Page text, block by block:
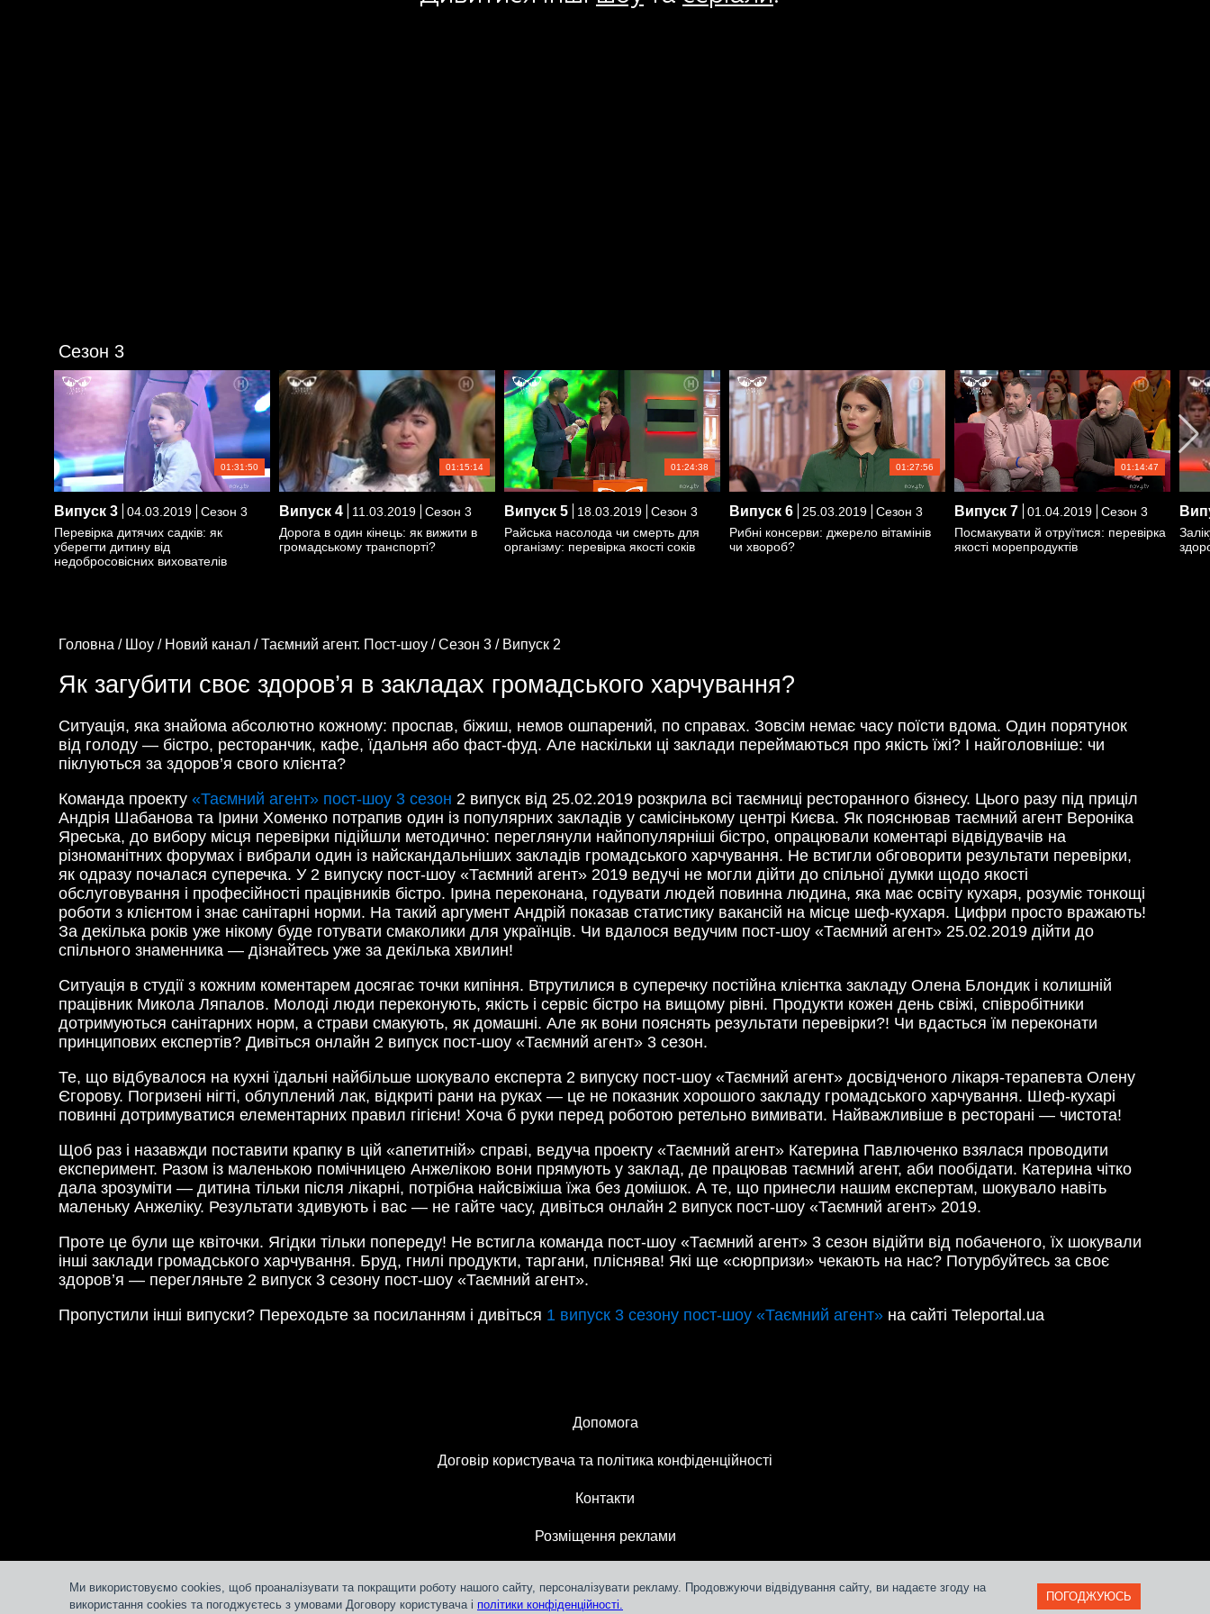
Ми використовуємо cookies, щоб проаналізувати та покращити роботу нашого сайту, персоналізувати рекламу. Продовжуючи відвідування сайту, ви надаєте згоду на
використання cookies та погоджуєтесь з умовами Договору користувача і політики конфіденційності.
ПОГОДЖУЮСЬ
Сезон 3
01:31:50
Випуск 3 04.03.2019
Сезон 3
Перевірка дитячих садків: як
уберегти дитину від
недобросовісних вихователів
01:15:14
Випуск 4 11.03.2019
Сезон 3
Дорога в один кінець: як вижити в
громадському транспорті?
01:24:38
Випуск 5 18.03.2019
Сезон 3
Райська насолода чи смерть для
організму: перевірка якості соків
01:27:56
Випуск 6 25.03.2019
Сезон 3
Рибні консерви: джерело вітамінів
чи хвороб?
01:14:47
Випуск 7 01.04.2019
Сезон 3
Посмакувати й отруїтися: перевірка
якості морепродуктів
Головна / Шоу / Новий канал /Таємний агент. Пост-шоу /Сезон 3 / Випуск 2
Як загубити своє здоров’я в закладах громадського харчування?
Ситуація, яка знайома абсолютно кожному: проспав, біжиш, немов ошпарений, по справах. Зовсім немає часу поїсти вдома. Один порятунок
від голоду — бістро, ресторанчик, кафе, їдальня або фаст-фуд. Але наскільки ці заклади переймаються про якість їжі? І найголовніше: чи
піклуються за здоров’я свого клієнта?
Команда проекту «Таємний агент» пост-шоу 3 сезон 2 випуск від 25.02.2019 розкрила всі таємниці ресторанного бізнесу. Цього разу під приціл
Андрія Шабанова та Ірини Хоменко потрапив один із популярних закладів у самісінькому центрі Києва. Як пояснював таємний агент Вероніка
Яреська, до вибору місця перевірки підійшли методично: переглянули найпопулярніші бістро, опрацювали коментарі відвідувачів на
різноманітних форумах і вибрали один із найскандальніших закладів громадського харчування. Не встигли обговорити результати перевірки,
як одразу почалася суперечка. У 2 випуску пост-шоу «Таємний агент» 2019 ведучі не могли дійти до спільної думки щодо якості
обслуговування і професійності працівників бістро. Ірина переконана, годувати людей повинна людина, яка має освіту кухаря, розуміє тонкощі
роботи з клієнтом і знає санітарні норми. На такий аргумент Андрій показав статистику вакансій на місце шеф-кухаря. Цифри просто вражають!
За декілька років уже нікому буде готувати смаколики для українців. Чи вдалося ведучим пост-шоу «Таємний агент» 25.02.2019 дійти до
спільного знаменника — дізнайтесь уже за декілька хвилин!
Ситуація в студії з кожним коментарем досягає точки кипіння. Втрутилися в суперечку постійна клієнтка закладу Олена Блондик і колишній
працівник Микола Ляпалов. Молоді люди переконують, якість і сервіс бістро на вищому рівні. Продукти кожен день свіжі, співробітники
дотримуються санітарних норм, а страви смакують, як домашні. Але як вони пояснять результати перевірки?! Чи вдасться їм переконати
принципових експертів? Дивіться онлайн 2 випуск пост-шоу «Таємний агент» 3 сезон.
Те, що відбувалося на кухні їдальні найбільше шокувало експерта 2 випуску пост-шоу «Таємний агент» досвідченого лікаря-терапевта Олену
Єгорову. Погризені нігті, облуплений лак, відкриті рани на руках — це не показник хорошого закладу громадського харчування. Шеф-кухарі
повинні дотримуватися елементарних правил гігієни! Хоча б руки перед роботою ретельно вимивати. Найважливіше в ресторані — чистота!
Щоб раз і назавжди поставити крапку в цій «апетитній» справі, ведуча проекту «Таємний агент» Катерина Павлюченко взялася проводити
експеримент. Разом із маленькою помічницею Анжелікою вони прямують у заклад, де працював таємний агент, аби пообідати. Катерина чітко
дала зрозуміти — дитина тільки після лікарні, потрібна найсвіжіша їжа без домішок. А те, що принесли нашим експертам, шокувало навіть
маленьку Анжеліку. Результати здивують і вас — не гайте часу, дивіться онлайн 2 випуск пост-шоу «Таємний агент» 2019.
Проте це були ще квіточки. Ягідки тільки попереду! Не встигла команда пост-шоу «Таємний агент» 3 сезон відійти від побаченого, їх шокували
інші заклади громадського харчування. Бруд, гнилі продукти, таргани, пліснява! Які ще «сюрпризи» чекають на нас? Потурбуйтесь за своє
здоров’я — перегляньте 2 випуск 3 сезону пост-шоу «Таємний агент».
Пропустили інші випуски? Переходьте за посиланням і дивіться 1 випуск 3 сезону пост-шоу «Таємний агент» на сайті Teleportal.ua
Допомога
Договір користувача та політика конфіденційності
Контакти
Розміщення реклами
Teleportal © 2018-2026СЛМ ОНЛАЙН МЕДІА